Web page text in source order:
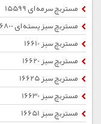
مستربچ سرمه ای 15599
مستربچ سبز پسته ای 16800
مستربچ سبز 16610
مستربچ سبز 16620
مستربچ سبز 16625
مستربچ سبز 16630
مستربچ سبز 16651